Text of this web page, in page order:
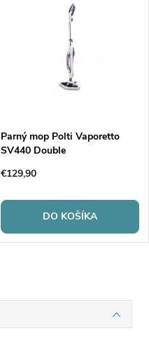
Parný mop Polti Vaporetto
SV440 Double
€129,90
DO KOŠÍKA